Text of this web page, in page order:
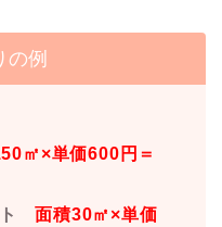
の例
㎡×単価600円＝
面積30㎡×単価